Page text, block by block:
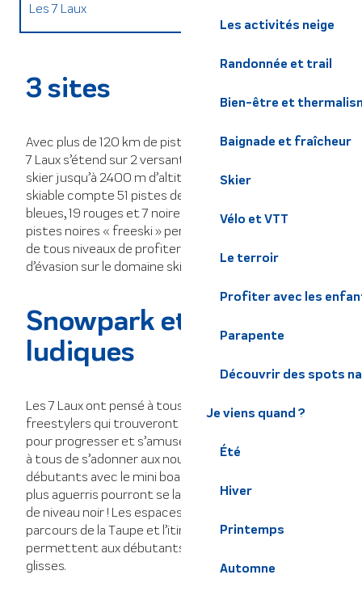
Les activités neige
Randonnée et trail
Bien-être et
Baignade et fraîcheur
Skier
Vélo et VTT
Le terroir
Profiter avec les
Parapente
Découvrir des spots
Je viens quand ?
Été
Hiver
Printemps
Automne
Les 7 Laux
Le col de marcieu
Le Barioz
3 sites
Avec plus de 120 km de pistes, le domaine skiable des
7 Laux s’étend sur 2 versants, 3 sites et permet de
skier jusqu’à 2400 m d’altitude. Ce vaste domaine
skiable compte 51 pistes de ski dont 11 vertes, 14
bleues, 19 rouges et 7 noires ; à celles-ci, s’ajoutent 7
pistes noires « freeski » permettant ainsi aux skieurs
de tous niveaux de profiter d’un véritable moment
d’évasion sur le domaine skiable des 7 Laux.
Snowpark et espaces
ludiques
Les 7 Laux ont pensé à tous les skieurs, y compris les
freestylers qui trouveront côté Pleynet un snowpark
pour progresser et s’amuser. Ce grand espace permet
à tous de s’adonner aux nouvelles glisses y compris les
débutants avec le mini boarder de Crêt Granier. Les
plus aguerris pourront se lancer dans le boardercross
de niveau noir ! Les espaces ludiques comme le
parcours de la Taupe et l’itinéraire de l’écureuil
permettent aux débutants de s’initier aux premières
glisses.